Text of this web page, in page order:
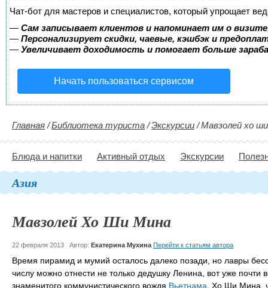
Чат-бот для мастеров и специалистов, который упрощает
— Сам записывает клиентов и напоминает им о
— Персонализирует скидки, чаевые, кэшбэк и
— Увеличивает доходимость и помогает больше
Начать пользоваться сервисом
Главная /Библиотека туриста /Экскурсии /Мавзолей хо
Блюда и напитки Активный отдых Экскурсии
Азия
Мавзолей Хо Ши Мина
22 февраля 2013 Автор: Екатерина Мухина Перейти к статьям автора
Время пирамид и мумий осталось далеко позади, но лавры
числу можно отнести не только дедушку Ленина, вот уже почти
знаменитого коммунистического вождя Вьетнама , Хо Ши Мина,